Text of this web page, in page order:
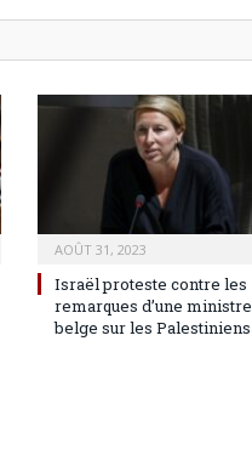
AOÛT 31, 2023
Israël proteste contre les
remarques d’une ministre
belge sur les Palestiniens